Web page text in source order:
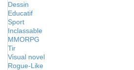
Dessin
Educatif
Sport
Inclassable
MMORPG
Tir
Visual novel
Rogue-Like